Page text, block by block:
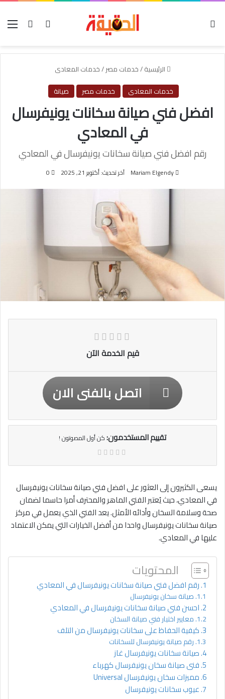
بحث عنتسجيل
الرئيسية/خدمات مصر/خدمات المعادى
خدمات المعادى
خدمات مصر صيانة
افضل فني صيانة سخانات يونيفرسال
في المعادي
رقم افضل فني صيانة سخانات يونيفرسال في المعادي
Mariam Elgendy آخر تحديث: أكتوبر 21, 2025 0
قيم الخدمة الآن
اتصل بالفنى الان
تقييم المستخدمون:كن أول المصوتون !
يسعى الكثيرون إلى العثور على افضل فني صيانة سخانات يونيفرسال
في المعادي، حيث يُعتبر الفني الماهر والمحترف أمرا حاسما لضمان
صحة وسلامة السخان وأدائه الأمثل. يعد الفني الذي يعمل في مركز
صيانة سخانات يونيفرسال واحدا من أفضل الخيارات التي يمكن الاعتماد
عليها في المعادي.
المحتويات
رقم افضل فني صيانة سخانات يونيفرسال في المعادي
صيانة سخان يونيفرسال
احسن فني صيانة سخانات يونيفرسال في المعادي
معايير اختيار فني صيانة السخان
كيفية الحفاظ على سخانات يونيفرسال من التلف
رقم صيانة يونيفرسال للسخانات
صيانة سخانات يونيفرسال غاز
فنى صيانة سخان يونيفرسال كهرباء
مميزات سخان يونيفرسال Universal
عيوب سخانات يونيفرسال